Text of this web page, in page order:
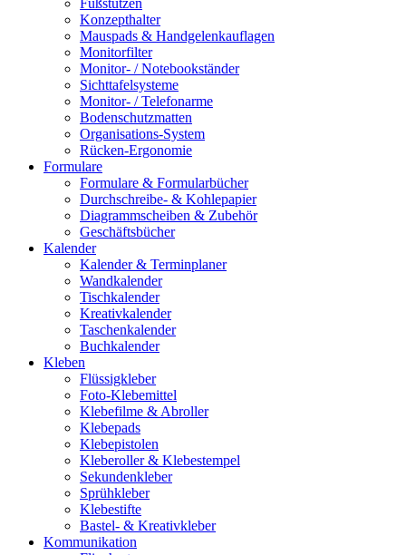
Fußstützen
Konzepthalter
Mauspads & Handgelenkauflagen
Monitorfilter
Monitor- / Notebookständer
Sichttafelsysteme
Monitor- / Telefonarme
Bodenschutzmatten
Organisations-System
Rücken-Ergonomie
Formulare
Formulare & Formularbücher
Durchschreibe- & Kohlepapier
Diagrammscheiben & Zubehör
Geschäftsbücher
Kalender
Kalender & Terminplaner
Wandkalender
Tischkalender
Kreativkalender
Taschenkalender
Buchkalender
Kleben
Flüssigkleber
Foto-Klebemittel
Klebefilme & Abroller
Klebepads
Klebepistolen
Kleberoller & Klebestempel
Sekundenkleber
Sprühkleber
Klebestifte
Bastel- & Kreativkleber
Kommunikation